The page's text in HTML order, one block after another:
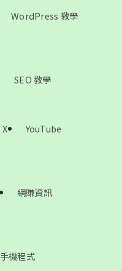
WordPress 教學
SEO 教學
X
YouTube
網賺資訊
手機程式